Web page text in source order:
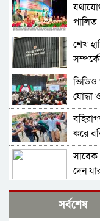
পালিত
শেখ
ভিডিও
যোদ্ধা
করে
আহত
সাবেক
দেন
সর্বশেষ